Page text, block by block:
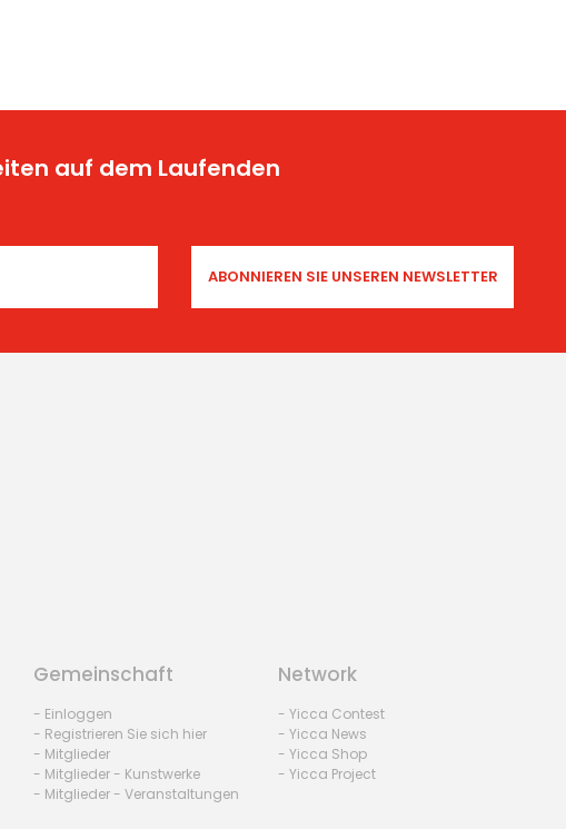
auf dem Laufenden
Gemeinschaft
- Einloggen
- Registrieren Sie sich hier
- Mitglieder
- Mitglieder - Kunstwerke
- Mitglieder - Veranstaltungen
Network
- Yicca Contest
- Yicca News
- Yicca Shop
- Yicca Project